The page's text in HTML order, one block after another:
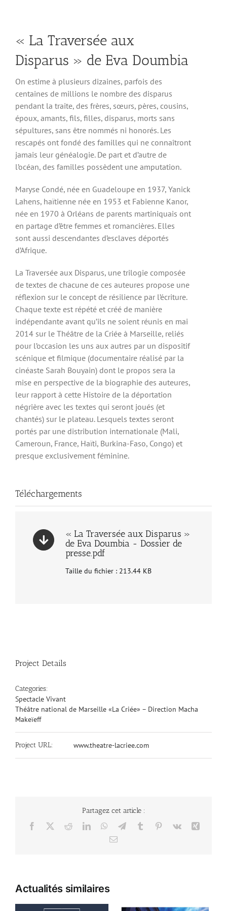
« La Traversée aux
Disparus » de Eva Doumbia
On estime à plusieurs dizaines, parfois des
centaines de millions le nombre des disparus
pendant la traite, des frères, sœurs, pères, cousins,
époux, amants, fils, filles, disparus, morts sans
sépultures, sans être nommés ni honorés. Les
rescapés ont fondé des familles qui ne connaîtront
jamais leur généalogie. De part et d’autre de
l’océan, des familles possèdent une amputation.
Maryse Condé, née en Guadeloupe en 1937, Yanick
Lahens, haïtienne née en 1953 et Fabienne Kanor,
née en 1970 à Orléans de parents martiniquais ont
en partage d’être femmes et romancières. Elles
sont aussi descendantes d’esclaves déportés
d’Afrique.
La Traversée aux Disparus, une trilogie composée
de textes de chacune de ces auteures propose une
réflexion sur le concept de résilience par l’écriture.
Chaque texte est répété et créé de manière
indépendante avant qu’ils ne soient réunis en mai
2014 sur le Théâtre de la Criée à Marseille, reliés
pour l’occasion les uns aux autres par un dispositif
scénique et filmique (documentaire réalisé par la
cinéaste Sarah Bouyain) dont le propos sera la
mise en perspective de la biographie des auteures,
leur rapport à cette Histoire de la déportation
négrière avec les textes qui seront joués (et
chantés) sur le plateau. Lesquels textes seront
portés par une distribution internationale (Mali,
Cameroun, France, Haïti, Burkina-Faso, Congo) et
presque exclusivement féminine.
Téléchargements
« La Traversée aux Disparus »
de Eva Doumbia - Dossier de
presse.pdf
Taille du fichier : 213.44 KB
Project Details
Categories:
Spectacle Vivant
Théâtre national de Marseille «La Criée» – Direction Macha
Makeïeff
Project URL: www.theatre-lacriee.com
Partagez cet article :
Facebook RedditLinkedInWhatsApp
TelegramTumblr Pinterest
Vk
Xing
Email
Actualités similaires